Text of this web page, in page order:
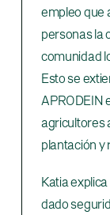
empleo que
personas la
comunidad
Esto se
APRODEIN
agricultores
plantación y
Katia
dado